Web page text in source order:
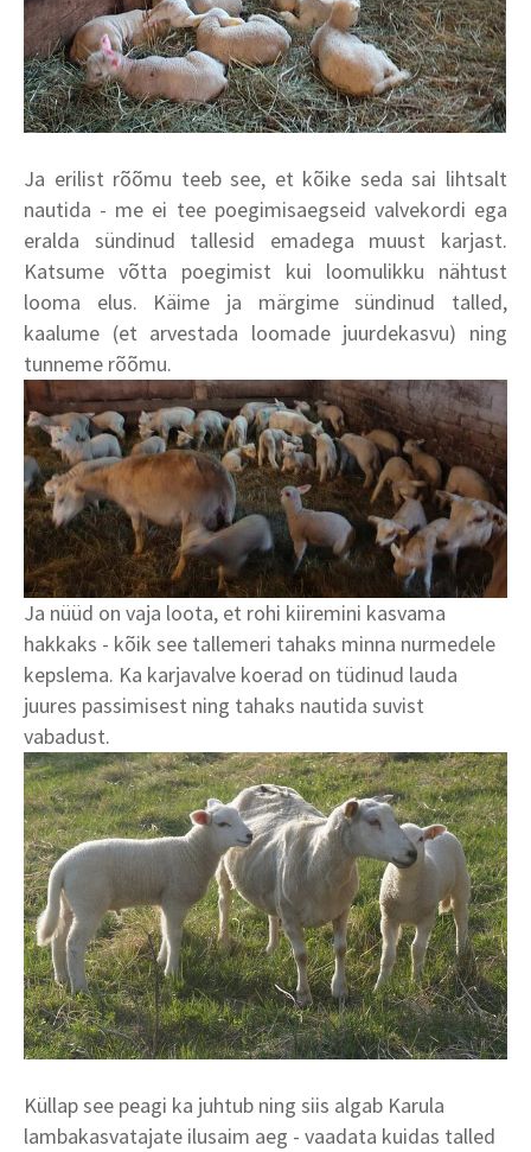
Ja erilist rõõmu teeb see, et kõike seda sai lihtsalt
nautida - me ei tee poegimisaegseid valvekordi ega
eralda sündinud tallesid emadega muust karjast.
Katsume võtta poegimist kui loomulikku nähtust
looma elus. Käime ja märgime sündinud talled,
kaalume (et arvestada loomade juurdekasvu) ning
tunneme rõõmu.
Ja nüüd on vaja loota, et rohi kiiremini kasvama
hakkaks - kõik see tallemeri tahaks minna nurmedele
kepslema. Ka karjavalve koerad on tüdinud lauda
juures passimisest ning tahaks nautida suvist
vabadust.
Küllap see peagi ka juhtub ning siis algab Karula
lambakasvatajate ilusaim aeg - vaadata kuidas talled